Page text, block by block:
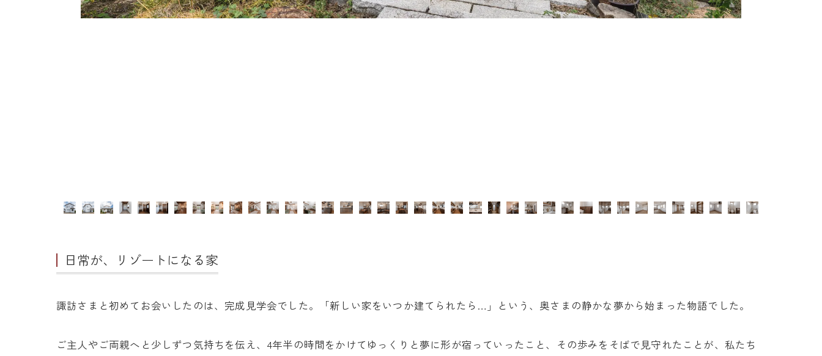
日常が、リゾートになる家
諏訪さまと初めてお会いしたのは、完成見学会でした。「新しい家をいつか建てられたら…」という、奥さまの静かな夢から始まった物語でした。
ご主人やご両親へと少しずつ気持ちを伝え、4年半の時間をかけてゆっくりと夢に形が宿っていったこと、その歩みをそばで見守れたことが、私たち